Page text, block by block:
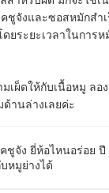
ชูจังและซอสหมักสำ
ดยระยะเวลาในการ
เผ็ดให้กับเนื้อหมู ลอ
ด้านล่างเลยค่ะ
ชูจัง ยี่ห้อไหนอร่อย ปี
หมูย่างได้